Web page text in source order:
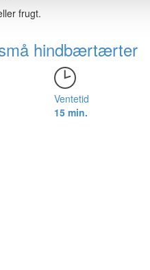
frugt.
hindbærtærter
Ventetid
15 min.